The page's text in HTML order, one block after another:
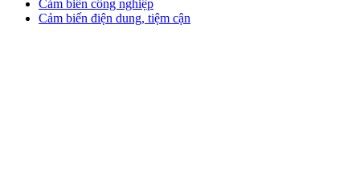
Cảm biến công nghiệp
Cảm biến điện dung, tiệm cận